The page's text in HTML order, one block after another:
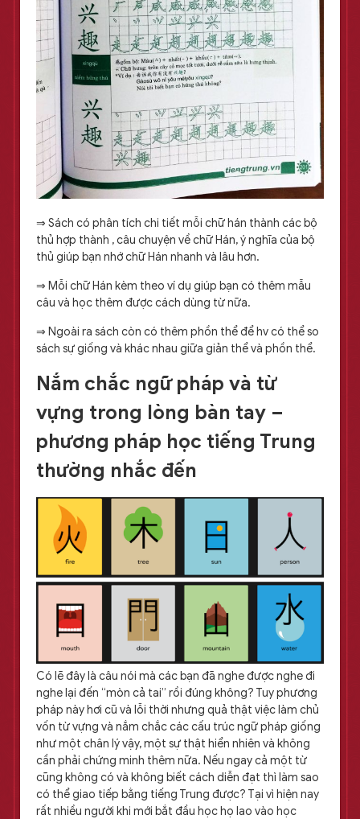
⇒ Sách có phân tích chi tiết mỗi chữ hán thành các bộ
thủ hợp thành , câu chuyện về chữ Hán, ý nghĩa của bộ
thủ giúp bạn nhớ chữ Hán nhanh và lâu hơn.
⇒ Mỗi chữ Hán kèm theo ví dụ giúp bạn có thêm mẫu
câu và học thêm được cách dùng từ nữa.
⇒ Ngoài ra sách còn có thêm phồn thể để hv có thể so
sách sự giống và khác nhau giữa giản thể và phồn thể.
Nắm chắc ngữ pháp và từ
vựng trong lòng bàn tay –
phương pháp học tiếng Trung
thường nhắc đến
Có lẽ đây là câu nói mà các bạn đã nghe được nghe đi
nghe lại đến “mòn cả tai” rồi đúng không? Tuy phương
pháp này hơi cũ và lỗi thời nhưng quả thật việc làm chủ
vốn từ vựng và nắm chắc các cấu trúc ngữ pháp giống
như một chân lý vậy, một sự thật hiển nhiên và không
cần phải chứng minh thêm nữa. Nếu ngay cả một từ
cũng không có và không biết cách diễn đạt thì làm sao
có thể giao tiếp bằng tiếng Trung được? Tại vì hiện nay
rất nhiều người khi mới bắt đầu học họ lao vào học